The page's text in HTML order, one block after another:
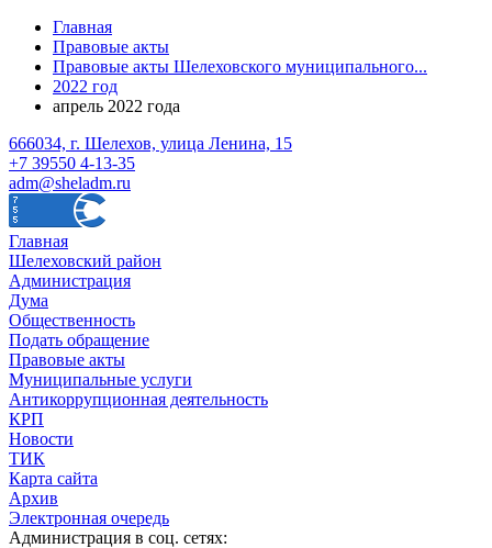
Главная
Правовые акты
Правовые акты Шелеховского муниципального...
2022 год
апрель 2022 года
666034, г. Шелехов, улица Ленина, 15
+7 39550 4-13-35
adm@sheladm.ru
Главная
Шелеховский район
Администрация
Дума
Общественность
Подать обращение
Правовые акты
Муниципальные услуги
Антикоррупционная деятельность
КРП
Новости
ТИК
Карта сайта
Архив
Электронная очередь
Администрация в соц. сетях: